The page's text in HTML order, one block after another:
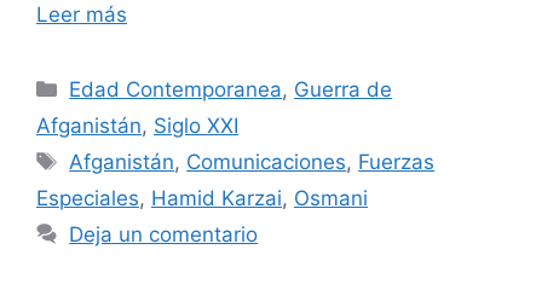
Leer más
Categorías
Edad Contemporanea, Guerra de
Afganistán, Siglo XXI
Etiquetas
Afganistán, Comunicaciones, Fuerzas
Especiales, Hamid Karzai, Osmani
Deja un comentario